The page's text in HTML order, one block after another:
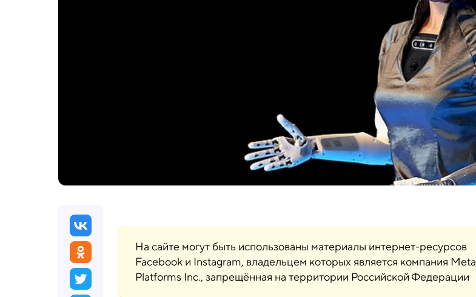
На сайте могут быть использованы материалы интернет-ресурсов
Facebook и Instagram, владельцем которых является компания Meta
Platforms Inc., запрещённая на территории Российской Федерации